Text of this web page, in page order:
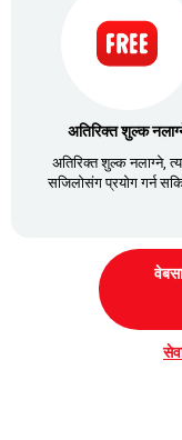
अतिरिक्त शुल्क
अतिरिक्त शुल्क नलाग्ने,
सजिलोसंग प्रयोग गर्न